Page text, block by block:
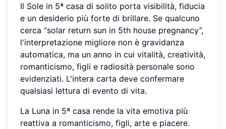
Il Sole in 5ª casa di solito porta visibilità, fiducia
e un desiderio più forte di brillare. Se qualcuno
cerca “solar return sun in 5th house pregnancy”,
l'interpretazione migliore non è gravidanza
automatica, ma un anno in cui vitalità, creatività,
romanticismo, figli e radiosità personale sono
evidenziati. L'intera carta deve confermare
qualsiasi lettura di evento di vita.
La Luna in 5ª casa rende la vita emotiva più
reattiva a romanticismo, figli, arte e piacere.